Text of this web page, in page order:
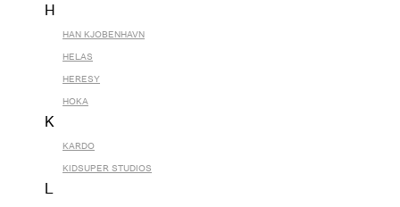
H
HAN KJOBENHAVN
HELAS
HERESY
HOKA
K
KARDO
KIDSUPER STUDIOS
L